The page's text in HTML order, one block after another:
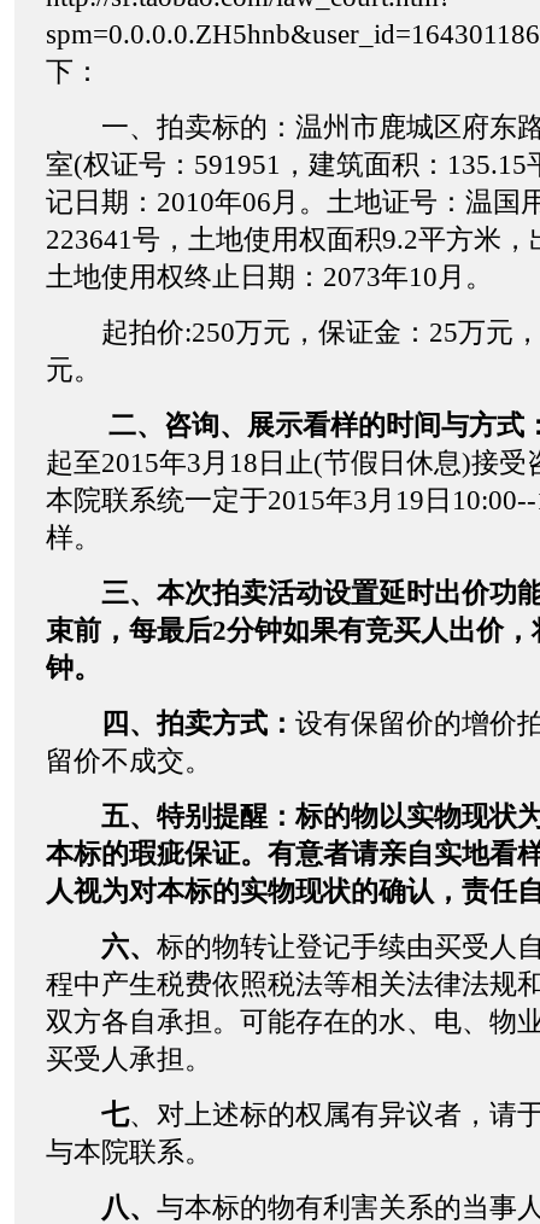
下：
一、拍卖标的：温州市鹿城区府东路
室(权证号：591951，建筑面积：
记日期：2010年06月。土地证号：温国
223641号，土地使用权面积9.2平方米
土地使用权终止日期：2073年10月。
起拍价:250万元，保证金：25万元，
元。
二、咨询、展示看样的时间与方式
起至2015年3月18日止(节假日休息)接受
本院联系统一定于2015年3月19日
样。
三、本次拍卖活动设置延时出价功
束前，每最后2分钟如果有竞买人出价
钟。
四、拍卖方式： 设有保留价的增价
留价不成交。
五、特别提醒：标的物以实物现状
本标的瑕疵保证。有意者请亲自实地看
人视为对本标的实物现状的确认，责任
六、 标的物转让登记手续由买受人
程中产生税费依照税法等相关法律法规
双方各自承担。可能存在的水、电、物
买受人承担。
七、对上述标的权属有异议者，请
与本院联系。
八、 与本标的物有利害关系的当事